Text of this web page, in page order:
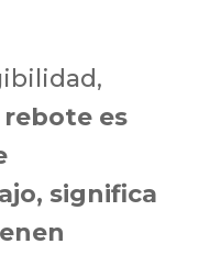
es
significa